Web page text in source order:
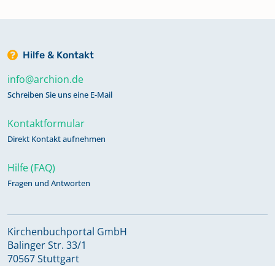
Hilfe & Kontakt
info@archion.de
Schreiben Sie uns eine E-Mail
Kontaktformular
Direkt Kontakt aufnehmen
Hilfe (FAQ)
Fragen und Antworten
Kirchenbuchportal GmbH
Balinger Str. 33/1
70567 Stuttgart